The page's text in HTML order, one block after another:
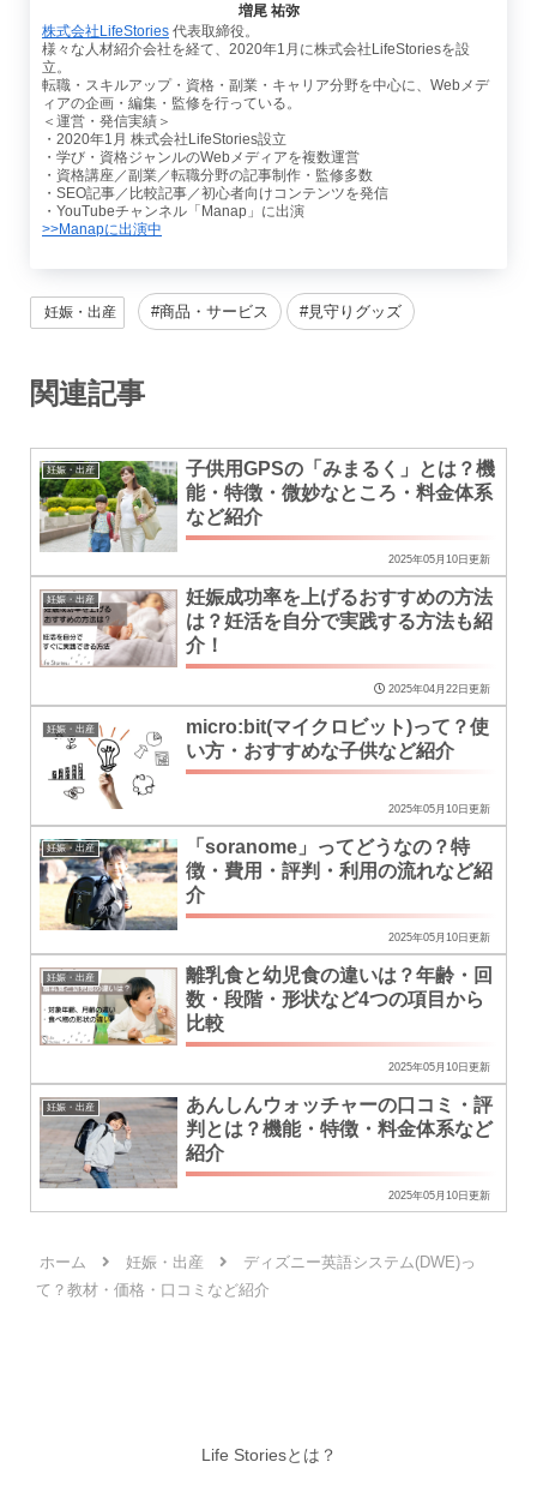
増尾 祐弥
株式会社LifeStories 代表取締役。
様々な人材紹介会社を経て、2020年1月に株式会社LifeStoriesを設
立。
転職・スキルアップ・資格・副業・キャリア分野を中心に、Webメデ
ィアの企画・編集・監修を行っている。
＜運営・発信実績＞
・2020年1月 株式会社LifeStories設立
・学び・資格ジャンルのWebメディアを複数運営
・資格講座／副業／転職分野の記事制作・監修多数
・SEO記事／比較記事／初心者向けコンテンツを発信
・YouTubeチャンネル「Manap」に出演
>>Manapに出演中
妊娠・出産 商品・サービス 見守りグッズ
関連記事
妊娠・出産
子供用GPSの「みまるく」とは？機
能・特徴・微妙なところ・料金体系
など紹介
2025年05月10日更新
妊娠・出産
妊娠成功率を上げるおすすめの方法
は？妊活を自分で実践する方法も紹
介！
2025年04月22日更新
妊娠・出産
micro:bit(マイクロビット)って？使
い方・おすすめな子供など紹介
2025年05月10日更新
妊娠・出産
「soranome」ってどうなの？特
徴・費用・評判・利用の流れなど紹
介
2025年05月10日更新
妊娠・出産
離乳食と幼児食の違いは？年齢・回
数・段階・形状など4つの項目から
比較
2025年05月10日更新
妊娠・出産
あんしんウォッチャーの口コミ・評
判とは？機能・特徴・料金体系など
紹介
2025年05月10日更新
ホーム 妊娠・出産
ディズニー英語システム(DWE)っ
て？教材・価格・口コミなど紹介
Life Storiesとは？